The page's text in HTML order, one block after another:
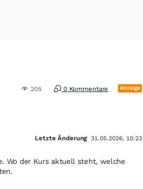
205 0 Kommentare Anzeige
Wo der Kurs aktuell steht, welche
Letzte Änderung 31.05.2026, 10:23